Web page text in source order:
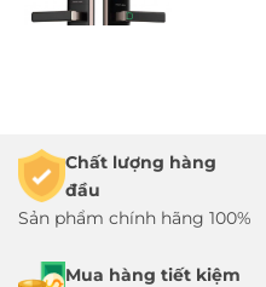
Chất lượng hàng
đầu
Sản phẩm chính hãng 100%
Mua hàng tiết kiệm